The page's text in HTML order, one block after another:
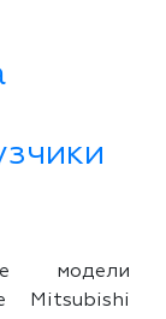
модели
Mitsubishi